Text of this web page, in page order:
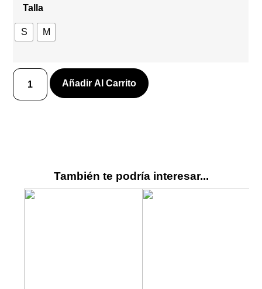
Talla
S M
Añadir Al Carrito
También te podría interesar...